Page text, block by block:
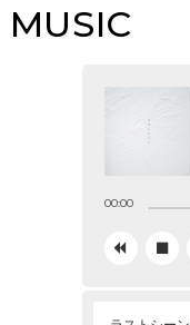
MUSIC
00:00
